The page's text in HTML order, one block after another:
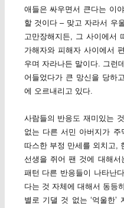
애들은 싸우면서 큰다는 이
할 것이다 – 맞고 자라서 우
고만장해지든, 그 사이에서
가해자와 피해자 사이에서
우며 자라나든 말이다. 그런
어들었다가 큰 망신을 당하
에 오르내리고 있다.
사람들의 반응도 재미있는
없는 다른 서민 아버지가 주
따스한 부정 만세를 외치고,
선생을 쥐어 팬 것에 대해서
패턴 다른 반응들이 나타난
다는 것 자체에 대해서 동등
별로 기댈 것 없는 ‘억울한’